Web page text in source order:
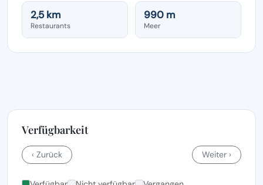
2,5 km
Restaurants
990 m
Meer
Verfügbarkeit
‹ Zurück Weiter ›